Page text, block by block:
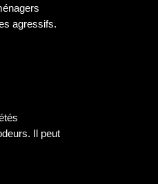
agressifs.
Il peut